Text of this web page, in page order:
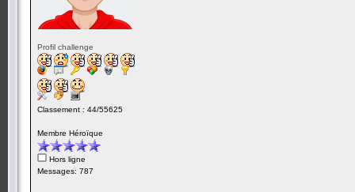
Profil challenge
Classement : 44/55625
Membre Héroïque
Hors ligne
Messages: 787